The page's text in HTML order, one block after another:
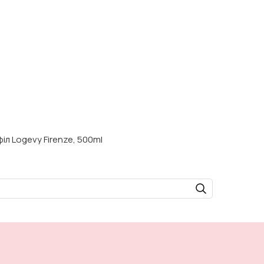
Logevy Firenze, 500ml